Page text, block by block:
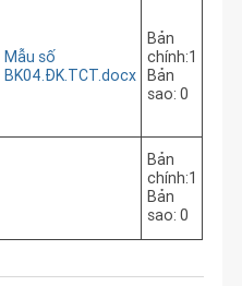
Mẫu số
BK04.ĐK.TCT.docx
Bản
chính:1
Bản
sao: 0
Bản
chính:1
Bản
sao: 0